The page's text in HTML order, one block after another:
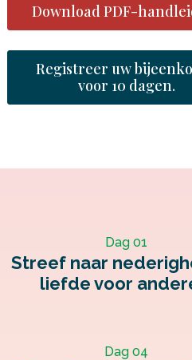
Download PDF-
Registreer uw
voor 10 dagen.
Dag 01
Streef naar
liefde voor
Dag 04